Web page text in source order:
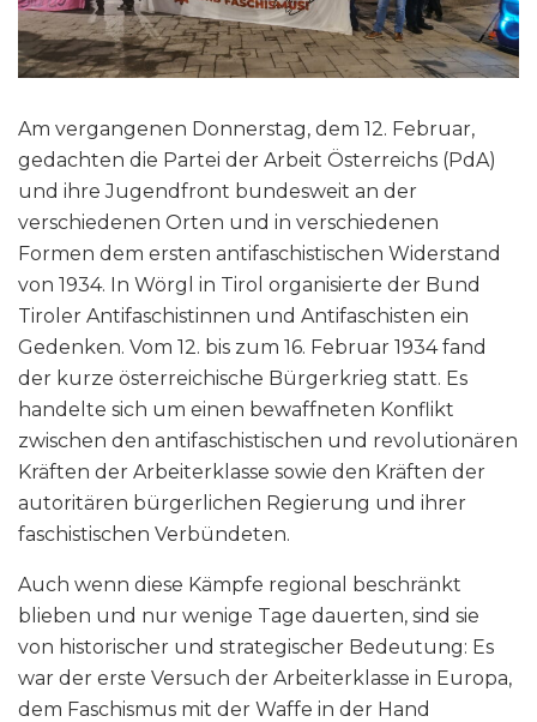
Am vergangenen Donnerstag, dem 12. Februar,
gedachten die Partei der Arbeit Österreichs (PdA)
und ihre Jugendfront bundesweit an der
verschiedenen Orten und in verschiedenen
Formen dem ersten antifaschistischen Widerstand
von 1934. In Wörgl in Tirol organisierte der Bund
Tiroler Antifaschistinnen und Antifaschisten ein
Gedenken. Vom 12. bis zum 16. Februar 1934 fand
der kurze österreichische Bürgerkrieg statt. Es
handelte sich um einen bewaffneten Konflikt
zwischen den antifaschistischen und revolutionären
Kräften der Arbeiterklasse sowie den Kräften der
autoritären bürgerlichen Regierung und ihrer
faschistischen Verbündeten.
Auch wenn diese Kämpfe regional beschränkt
blieben und nur wenige Tage dauerten, sind sie
von historischer und strategischer Bedeutung: Es
war der erste Versuch der Arbeiterklasse in Europa,
dem Faschismus mit der Waffe in der Hand